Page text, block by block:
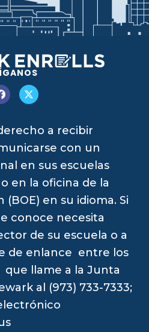
a recibir
con un
en sus escuelas
en la oficina de la
en su idioma. Si
conoce necesita
de su escuela o a
de enlance entre los
que llame a la Junta
al (973) 733-7333;